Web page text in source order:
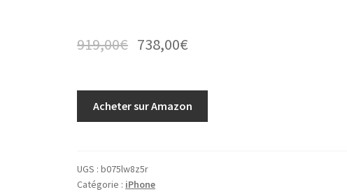
919,00€ 738,00€
Acheter sur Amazon
UGS :b075lw8z5r
Catégorie : iPhone